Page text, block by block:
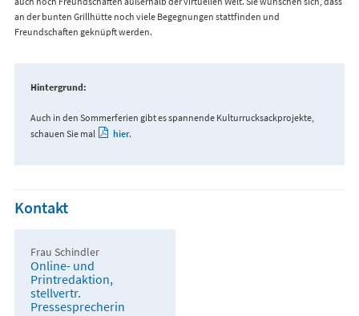
an der bunten Grillhütte noch viele Begegnungen stattfinden und
Freundschaften geknüpft werden.
Hintergrund:
Auch in den Sommerferien gibt es spannende Kulturrucksackprojekte,
schauen Sie mal
hier.
Kontakt
Frau Schindler
Online- und
Printredaktion,
stellvertr.
Pressesprecherin